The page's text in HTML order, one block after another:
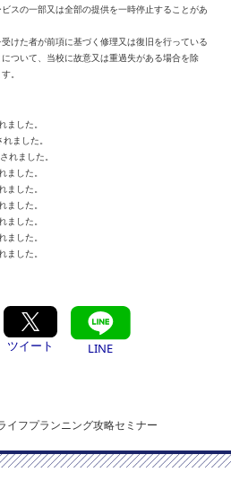
スの一部又は全部の提供を一時停止することがあ
けた者が前項に基づく修理又は復旧を行っている
ついて、当校に故意又は重過失がある場合を除
。
した。
ました。
れました。
した。
した。
した。
した。
した。
した。
ツイート LINE
イフプランニング攻略セミナー